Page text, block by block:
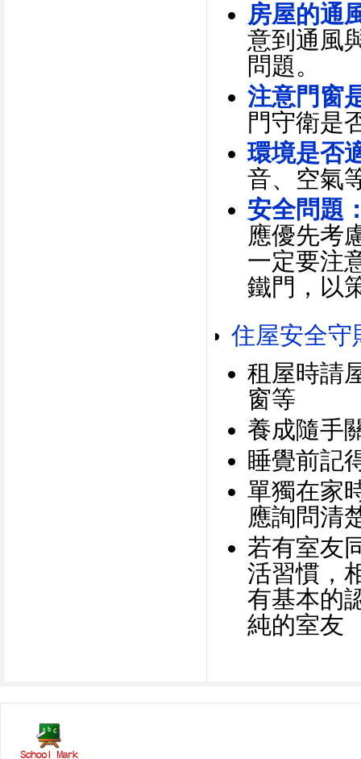
房屋的通
意到通風
問題。
注意門窗
門守衛是
環境是否
音、空氣
安全問題
應優先考
一定要注
鐵門，以
住屋安全守
租屋時請
窗等
養成隨手
睡覺前記
單獨在家
應詢問清
若有室友
活習慣，
有基本的
純的室友